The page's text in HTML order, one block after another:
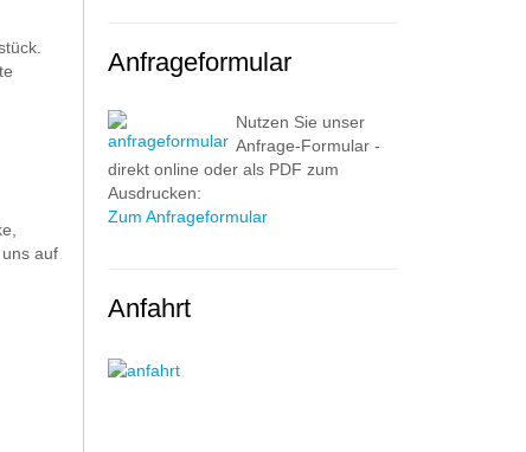
auf
Anfrageformular
Nutzen Sie unser
Anfrage-Formular -
direkt online oder als PDF zum
Ausdrucken:
Zum Anfrageformular
Anfahrt